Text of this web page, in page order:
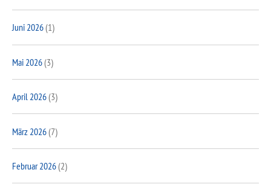
Juni 2026(1)
Mai 2026(3)
April 2026(3)
März 2026(7)
Februar 2026(2)